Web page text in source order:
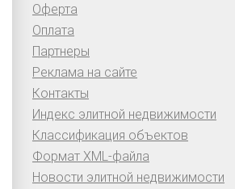
Оферта
Оплата
Партнеры
Реклама на сайте
Контакты
Индекс элитной недвижимости
Классификация объектов
Формат XML-файла
Новости элитной недвижимости